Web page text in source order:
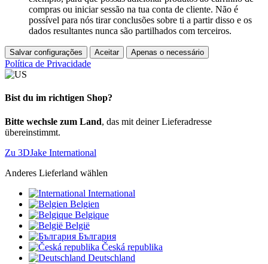
compras ou iniciar sessão na tua conta de cliente. Não é
possível para nós tirar conclusões sobre ti a partir disso e os
dados resultantes nunca são partilhados com terceiros.
Salvar configurações Aceitar Apenas o necessário
Política de Privacidade
Bist du im richtigen Shop?
Bitte wechsle zum Land, das mit deiner Lieferadresse
übereinstimmt.
Zu 3DJake International
Anderes Lieferland wählen
International
Belgien
Belgique
België
България
Česká republika
Deutschland